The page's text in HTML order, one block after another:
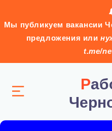
Мы публикуем вакансии
предложения или
t.me/
Работа в